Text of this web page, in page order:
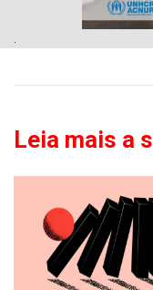
Leia mais a